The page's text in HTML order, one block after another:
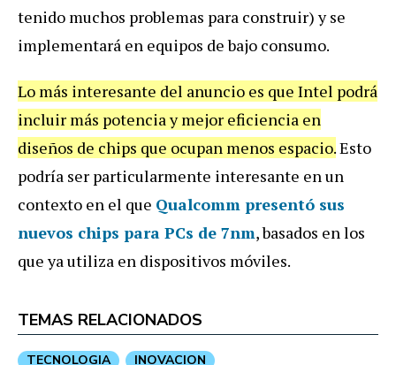
tenido muchos problemas para construir) y se
implementará en equipos de bajo consumo.
Lo más interesante del anuncio es que Intel podrá
incluir más potencia y mejor eficiencia en
diseños de chips que ocupan menos espacio.Esto
podría ser particularmente interesante en un
contexto en el que Qualcomm presentó sus
nuevos chips para PCs de 7nm, basados en los
que ya utiliza en dispositivos móviles.
TEMAS RELACIONADOS
TECNOLOGIA INOVACION